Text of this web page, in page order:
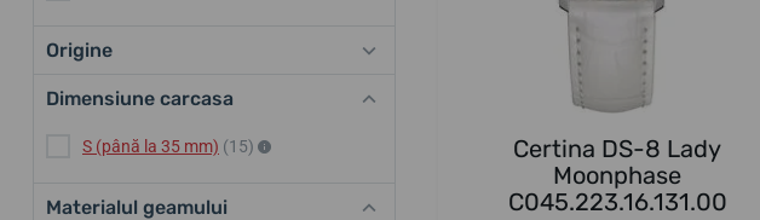
Origine
Dimensiune carcasa
S (până la 35 mm) (15)
Materialul geamului
Certina DS-8 Lady
Moonphase
C045.223.16.131.00